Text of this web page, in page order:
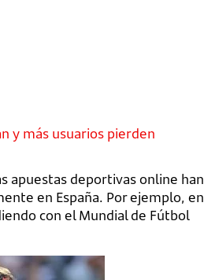
y más usuarios pierden
apuestas deportivas online han
en España. Por ejemplo, en
con el Mundial de Fútbol